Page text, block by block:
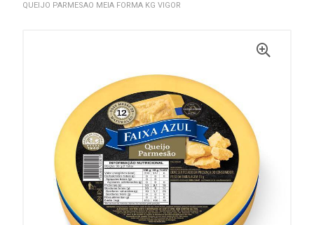
QUEIJO PARMESAO MEIA FORMA KG VIGOR